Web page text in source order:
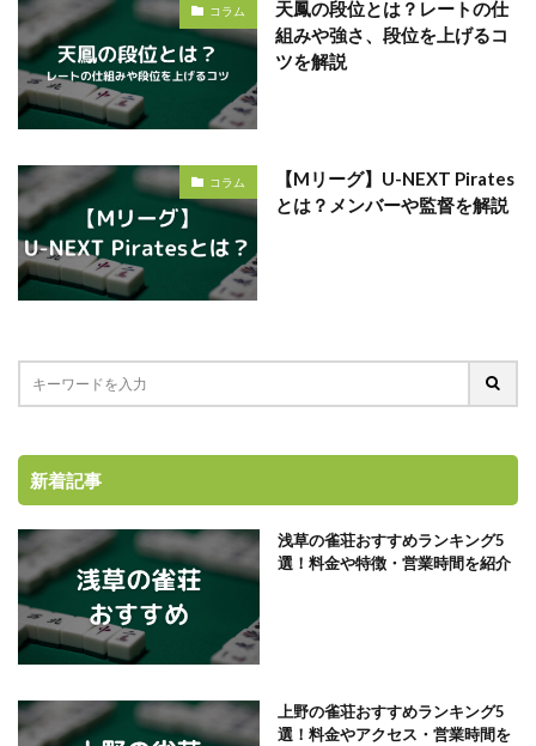
コラム
天鳳の段位とは？レートの仕
組みや強さ、段位を上げるコ
ツを解説
コラム
【Mリーグ】U-NEXT Pirates
とは？メンバーや監督を解説
新着記事
浅草の雀荘おすすめランキング5
選！料金や特徴・営業時間を紹介
上野の雀荘おすすめランキング5
選！料金やアクセス・営業時間を